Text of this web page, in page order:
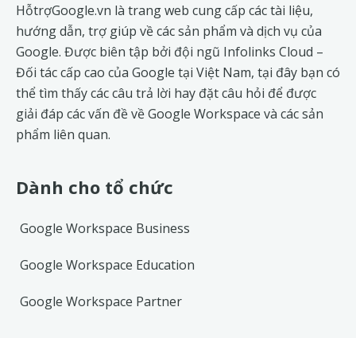
HỗtrợGoogle.vn là trang web cung cấp các tài liệu,
hướng dẫn, trợ giúp về các sản phẩm và dịch vụ của
Google. Được biên tập bởi đội ngũ Infolinks Cloud –
Đối tác cấp cao của Google tại Việt Nam, tại đây bạn có
thể tìm thấy các câu trả lời hay đặt câu hỏi để được
giải đáp các vấn đề vềGoogle Workspace và các sản
phẩm liên quan.
Dành cho tổ chức
Google Workspace Business
Google Workspace Education
Google Workspace Partner